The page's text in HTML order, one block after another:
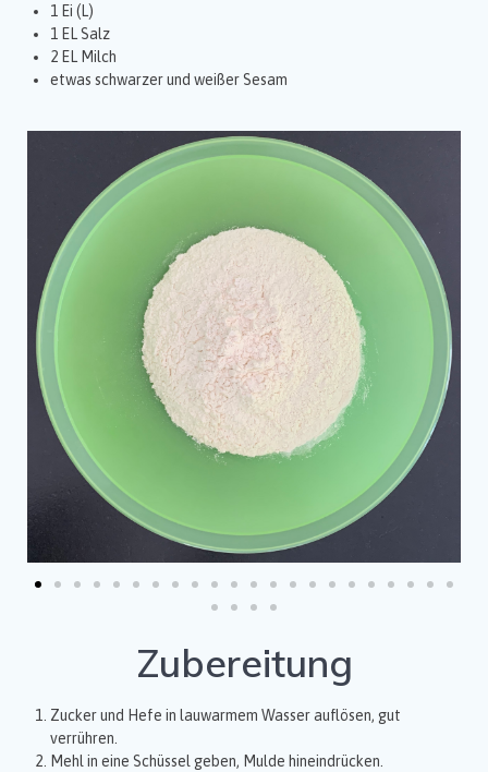
1 Ei (L)
1 EL Salz
2 EL Milch
etwas schwarzer und weißer Sesam
Zubereitung
Zucker und Hefe in lauwarmem Wasser auflösen, gut
verrühren.
Mehl in eine Schüssel geben, Mulde hineindrücken.